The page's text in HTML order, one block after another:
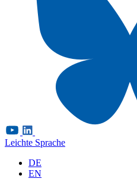
Leichte Sprache
DE
EN